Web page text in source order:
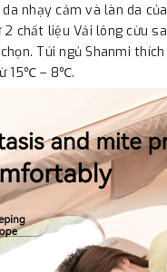
nhạy cảm và làn da
chất liệu Vải lông cừu
Túi ngủ Shanmi
15℃ – 8℃.